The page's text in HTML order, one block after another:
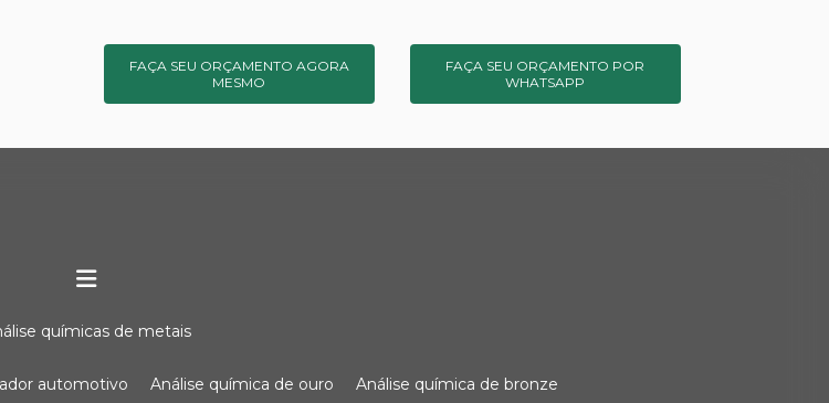
FAÇA SEU ORÇAMENTO AGORA
MESMO
FAÇA SEU ORÇAMENTO POR
WHATSAPP
químicas de metais
automotivo análise química de ouro análise química de bronze